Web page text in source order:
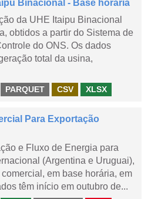
Binacional - Base horária
da UHE Itaipu Binacional
obtidos a partir do Sistema de
do ONS. Os dados
total da usina,
PARQUET CSV XLSX
Para Exportação
e Fluxo de Energia para
(Argentina e Uruguai),
em base horária, em
têm início em outubro de...